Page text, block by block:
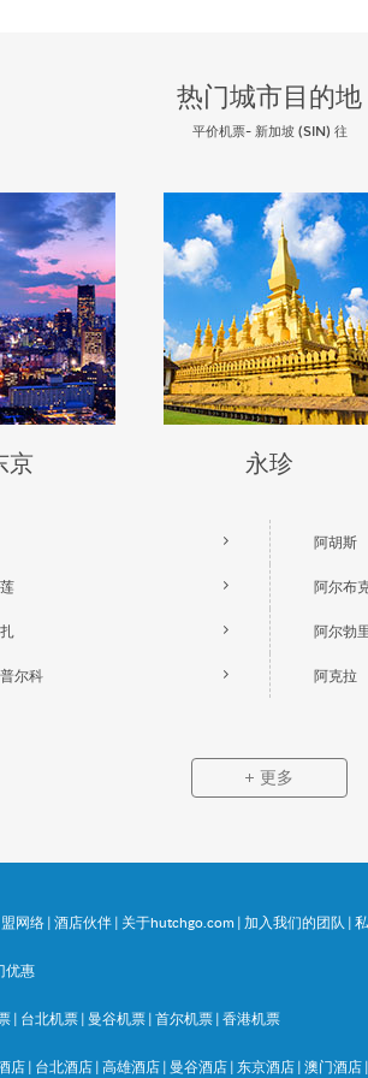
热门城市目的地
平价机票- 新加坡 (SIN) 往
京 永珍
阿胡斯
阿尔布
阿尔勃
尔科 阿克拉
更多
网络 | 酒店伙伴 | 关于hutchgo.com | 加入我们的团队 |
优惠
| 台北机票 | 曼谷机票 | 首尔机票 | 香港机票
店 | 台北酒店 | 高雄酒店 | 曼谷酒店 | 东京酒店 | 澳门酒店 |